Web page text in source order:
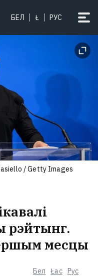
БЕЛ Ł РУС
Бел Łac Рус
рэйтынг.
месцы
/ Getty Images